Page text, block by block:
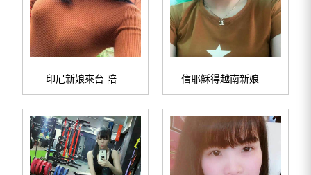
印尼新娘來台 陪... 信耶穌得越南新娘 ...